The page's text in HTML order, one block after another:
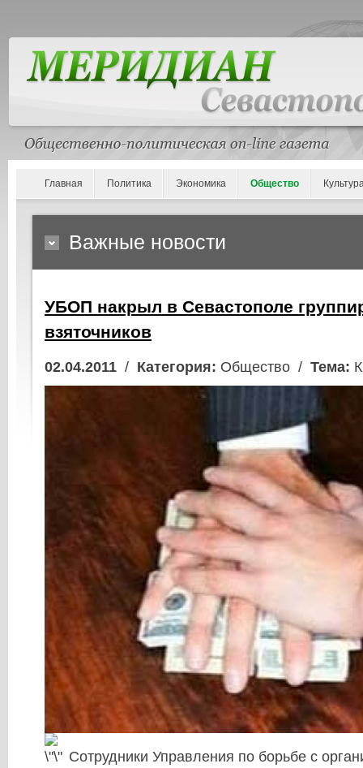
Главная Политика Экономика Общество
Важные новости
УБОП накрыл в Севастополе
взяточников
02.04.2011 / Категория: Общество / Тема:
Сотрудники Управления по борьбе с